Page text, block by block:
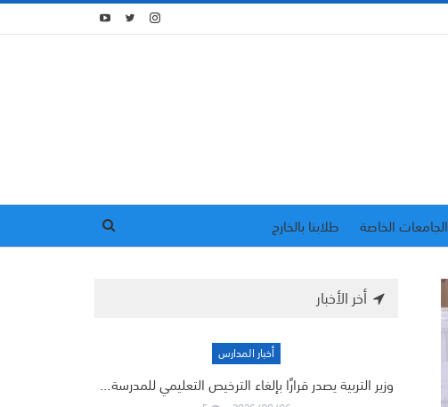
الجامعات الخاصة
طلابنا بالخارج
أخر الأخبار
أخبار المدارس
وزير التربية يصدر قرارًا بإلغاء الترخيص التعليمي للمدرسة…